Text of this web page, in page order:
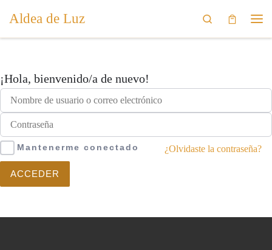
Saltar al contenido
Aldea de Luz
Search
¡Hola, bienvenido/a de nuevo!
Mantenerme conectado ¿Olvidaste la contraseña?
ACCEDER